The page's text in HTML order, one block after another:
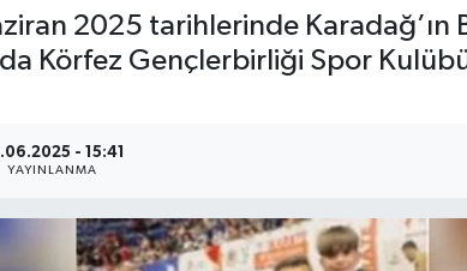
2025 tarihlerinde
Körfez Gençlerbirliği Spor
- 15:41
YAYINLANMA